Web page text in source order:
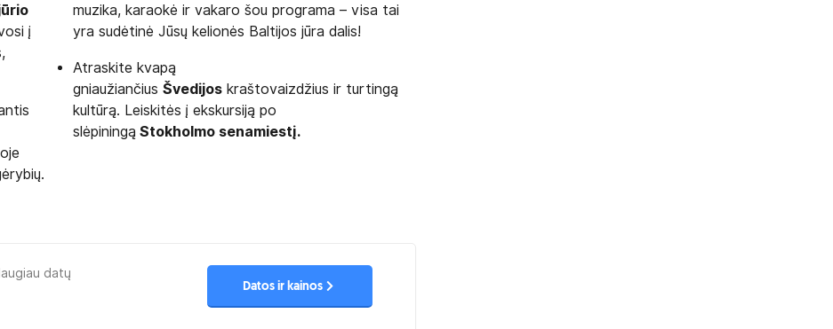
į
muzika, karaokė ir vakaro šou programa – visa tai
yra sudėtinė Jūsų kelionės Baltijos jūra dalis!
Atraskite kvapą
gniaužiančiusŠvedijos kraštovaizdžius ir turtingą
kultūrą. Leiskitės į ekskursiją po
slėpiningą Stokholmo senamiestį.
datų
Datos ir kainos